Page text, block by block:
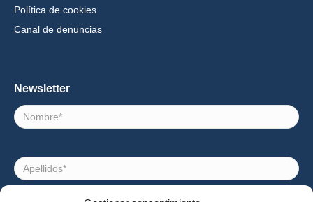
Política de cookies
Canal de denuncias
Newsletter
Nombre
Apellidos